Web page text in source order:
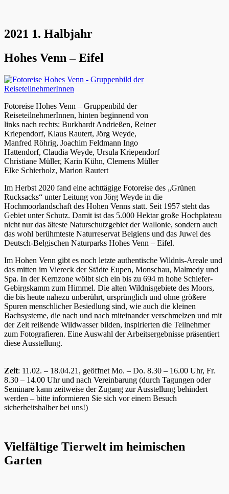
2021 1. Halbjahr
Hohes Venn – Eifel
Fotoreise Hohes Venn – Gruppenbild der
ReiseteilnehmerInnen, hinten beginnend von
links nach rechts: Burkhardt Andrießen, Reiner
Kriependorf, Klaus Rautert, Jörg Weyde,
Manfred Röhrig, Joachim Feldmann Ingo
Hattendorf, Claudia Weyde, Ursula Kriependorf
Christiane Müller, Karin Kühn, Clemens Müller
Elke Schierholz, Marion Rautert
Im Herbst 2020 fand eine achttägige Fotoreise des „Grünen
Rucksacks“ unter Leitung von Jörg Weyde in die
Hochmoorlandschaft des Hohen Venns statt. Seit 1957 steht das
Gebiet unter Schutz. Damit ist das 5.000 Hektar große Hochplateau
nicht nur das älteste Naturschutzgebiet der Wallonie, sondern auch
das wohl berühmteste Naturreservat Belgiens und das Juwel des
Deutsch-Belgischen Naturparks Hohes Venn – Eifel.
Im Hohen Venn gibt es noch letzte authentische Wildnis-Areale und
das mitten im Viereck der Städte Eupen, Monschau, Malmedy und
Spa. In der Kernzone wölbt sich ein bis zu 694 m hohe Schiefer-
Gebirgskamm zum Himmel. Die alten Wildnisgebiete des Moors,
die bis heute nahezu unberührt, ursprünglich und ohne größere
Spuren menschlicher Besiedlung sind, wie auch die kleinen
Bachsysteme, die nach und nach miteinander verschmelzen und mit
der Zeit reißende Wildwasser bilden, inspirierten die Teilnehmer
zum Fotografieren. Eine Auswahl der Arbeitsergebnisse präsentiert
diese Ausstellung.
Zeit: 11.02. – 18.04.21, geöffnet Mo. – Do. 8.30 – 16.00 Uhr, Fr.
8.30 – 14.00 Uhr und nach Vereinbarung (durch Tagungen oder
Seminare kann zeitweise der Zugang zur Ausstellung behindert
werden – bitte informieren Sie sich vor einem Besuch
sicherheitshalber bei uns!)
Vielfältige Tierwelt im heimischen
Garten